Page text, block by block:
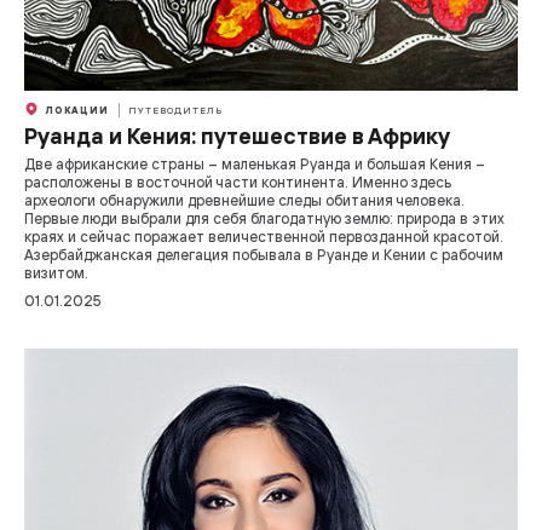
ЛОКАЦИИ ПУТЕВОДИТЕЛЬ
Руанда и Кения: путешествие в Африку
Две африканские страны – маленькая Руанда и большая Кения –
расположены в восточной части континента. Именно здесь
археологи обнаружили древнейшие следы обитания человека.
Первые люди выбрали для себя благодатную землю: природа в этих
краях и сейчас поражает величественной первозданной красотой.
Азербайджанская делегация побывала в Руанде и Кении с рабочим
визитом.
01.01.2025